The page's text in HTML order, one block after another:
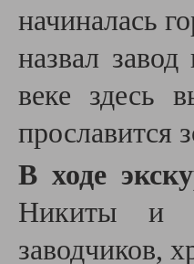
начиналась
назвал
веке здесь
прославится
В ходе
Никиты и
заводчиков,